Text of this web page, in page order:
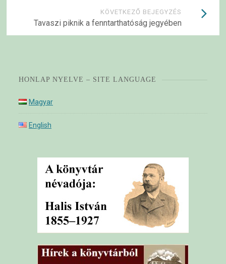
KÖVETKEZŐ BEJEGYZÉS
Tavaszi piknik a fenntarthatóság jegyében
HONLAP NYELVE – SITE LANGUAGE
Magyar
English